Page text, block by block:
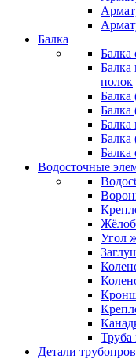
Балка
Балка
Балка
полок
Балка
Балка
Балка
Балка
Балка
Водосточные
Угол
Труба
Детали